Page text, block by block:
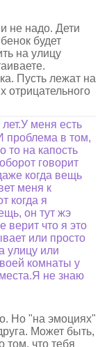
не надо. Дети
будет
на улицу
Пусть лежат на
отрицательного
меня есть
проблема в том,
то на капость
говорит
когда вещь
меня к
когда я
он тут жэ
верит что я это
или просто
улицу или
комнаты у
не знаю
Но "на эмоциях"
Может быть,
том, что тебя